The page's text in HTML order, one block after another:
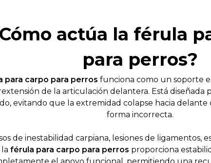
actúa la férula
para perros?
para carpo para perros funciona como un soporte
de la articulación delantera. Está diseñada
evitando que la extremidad colapse hacia
forma incorrecta.
de inestabilidad carpiana, lesiones de ligamentos,
férula para carpo para perros proporciona